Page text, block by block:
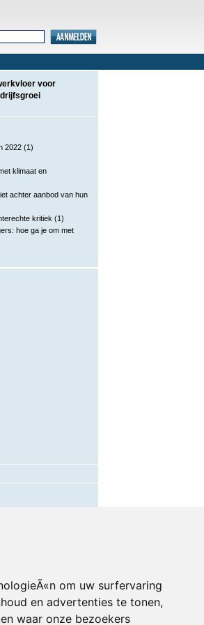
om uw surfervaring
en advertenties te tonen,
waar onze bezoekers
voor
2022 (1)
klimaat en
achter aanbod van hun
kritiek (1)
hoe ga je om met